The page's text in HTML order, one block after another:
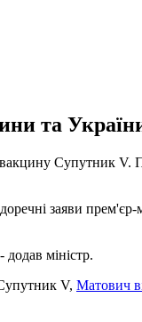
та
Супутник V.
заяви прем'єр-
міністр.
V, Матович